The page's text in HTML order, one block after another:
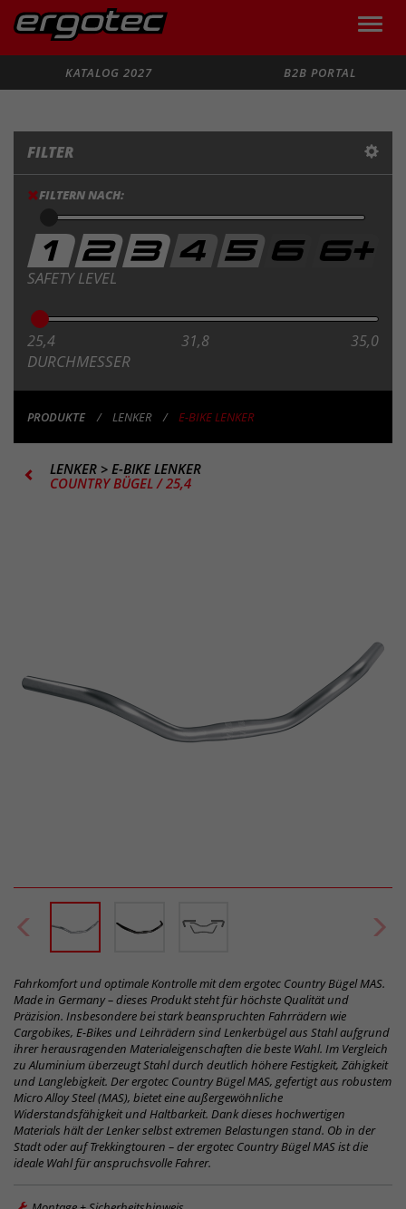
Toggle
KATALOG 2027
B2B PORTAL
FILTER
FILTERN NACH:
SAFETY LEVEL
25,4 31,8 35,0
DURCHMESSER
PRODUKTE LENKER E-BIKE LENKER
LENKER > E-BIKE LENKER
COUNTRY BÜGEL / 25,4
Fahrkomfort und optimale Kontrolle mit dem ergotec Country Bügel MAS.
Made in Germany – dieses Produkt steht für höchste Qualität und
Präzision. Insbesondere bei stark beanspruchten Fahrrädern wie
Cargobikes, E-Bikes und Leihrädern sind Lenkerbügel aus Stahl aufgrund
ihrer herausragenden Materialeigenschaften die beste Wahl. Im Vergleich
zu Aluminium überzeugt Stahl durch deutlich höhere Festigkeit, Zähigkeit
und Langlebigkeit. Der ergotec Country Bügel MAS, gefertigt aus robustem
Micro Alloy Steel (MAS), bietet eine außergewöhnliche
Widerstandsfähigkeit und Haltbarkeit. Dank dieses hochwertigen
Materials hält der Lenker selbst extremen Belastungen stand. Ob in der
Stadt oder auf Trekkingtouren – der ergotec Country Bügel MAS ist die
ideale Wahl für anspruchsvolle Fahrer.